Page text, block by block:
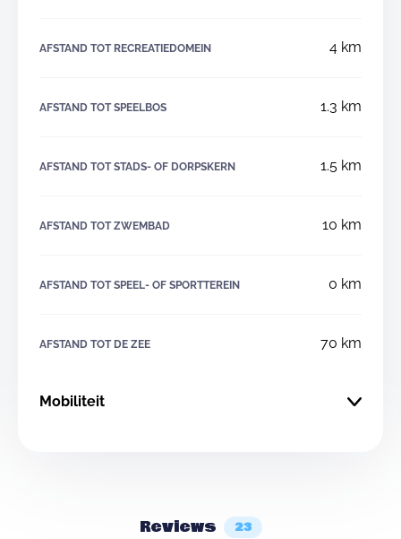
AFSTAND TOT RECREATIEDOMEIN 4 km
AFSTAND TOT SPEELBOS 1.3 km
AFSTAND TOT STADS- OF DORPSKERN 1.5 km
AFSTAND TOT ZWEMBAD 10 km
AFSTAND TOT SPEEL- OF SPORTTEREIN 0 km
AFSTAND TOT DE ZEE 70 km
Mobiliteit
Reviews 23